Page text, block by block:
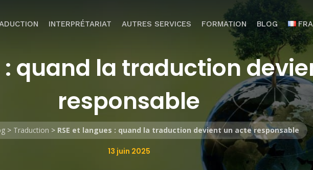
INTERPRÉTARIAT AUTRES SERVICES FORMATION BLOG
: quand la traduction
responsable
> Traduction > RSE et langues : quand la traduction devient un acte responsable
13 juin 2025